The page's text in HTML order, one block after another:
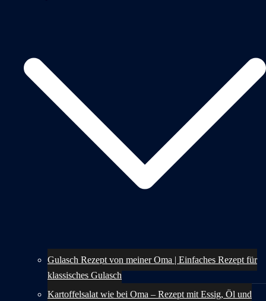
Gulasch Rezept von meiner Oma | Einfaches Rezept für
klassisches Gulasch
Kartoffelsalat wie bei Oma – Rezept mit Essig, Öl und